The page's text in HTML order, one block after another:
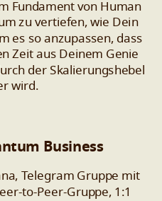
Fundament von Human
zu vertiefen, wie Dein
es so anzupassen, dass
Zeit aus Deinem Genie
der Skalierungshebel
wird.
Business
Telegram Gruppe mit
to-Peer-Gruppe, 1:1